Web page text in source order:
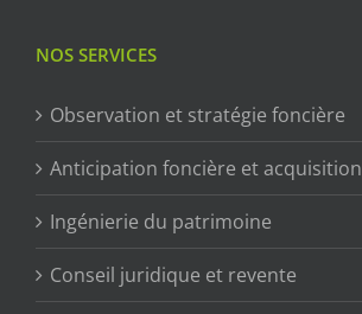
NOS SERVICES
Observation et stratégie foncière
Anticipation foncière et acquisition
Ingénierie du patrimoine
Conseil juridique et revente